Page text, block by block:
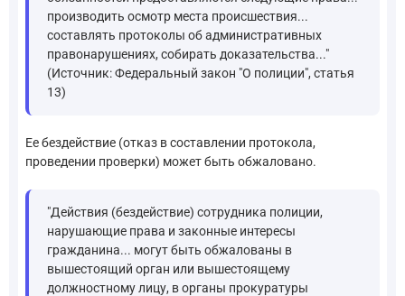
производить осмотр места происшествия...
составлять протоколы об административных
правонарушениях, собирать доказательства..."
(Источник: Федеральный закон "О полиции", статья
13)
Ее бездействие (отказ в составлении протокола,
проведении проверки) может быть обжаловано.
"Действия (бездействие) сотрудника полиции,
нарушающие права и законные интересы
гражданина... могут быть обжалованы в
вышестоящий орган или вышестоящему
должностному лицу, в органы прокуратуры